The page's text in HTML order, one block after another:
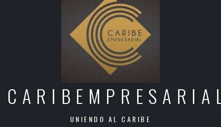
UNIENDO AL CARIBE